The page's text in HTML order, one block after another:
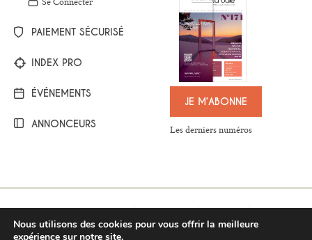
PAIEMENT SÉCURISÉ
INDEX PRO
ÉVÉNEMENTS
ANNONCEURS
JE M’ABONNE
Les derniers numéros
Mentions légales Plan du site
Contact
Respect de la vie privée
Conditions générales de vente
Nous utilisons des cookies pour vous offrir la meilleure
expérience sur notre site.